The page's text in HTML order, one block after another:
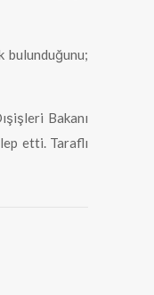
bulunduğunu;
Bakanı
etti. Taraflı